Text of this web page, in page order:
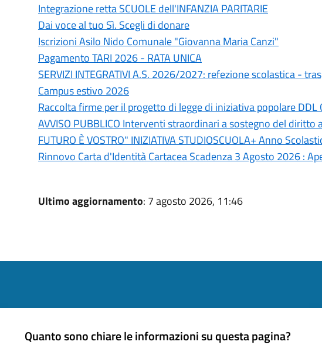
Integrazione retta SCUOLE dell'INFANZIA PARITARIE
Dai voce al tuo Sì. Scegli di donare
Iscrizioni Asilo Nido Comunale "Giovanna Maria Canzi"
Pagamento TARI 2026 - RATA UNICA
SERVIZI INTEGRATIVI A.S. 2026/2027: refezione scolastica -
Campus estivo 2026
Raccolta firme per il progetto di legge di iniziativa popolare DDL
AVVISO PUBBLICO Interventi straordinari a sostegno del diritto
FUTURO È VOSTRO" INIZIATIVA STUDIOSCUOLA+ Anno
Rinnovo Carta d'Identità Cartacea Scadenza 3 Agosto 2026 :
Ultimo aggiornamento: 7 agosto 2026, 11:46
Quanto sono chiare le informazioni su questa pagina?